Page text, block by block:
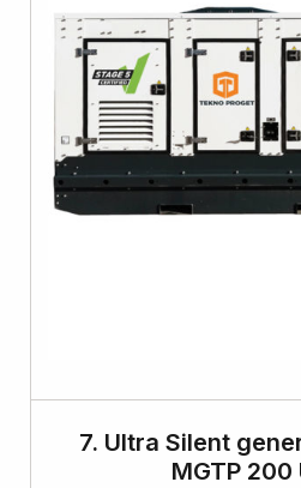
7. Ultra Silent
MGTP 200